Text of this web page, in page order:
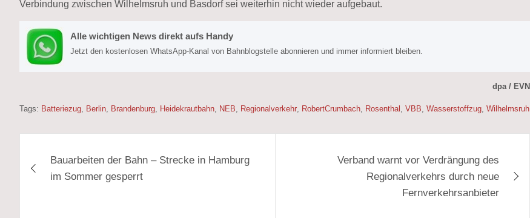
Verbindung zwischen Wilhelmsruh und Basdorf sei weiterhin nicht wieder aufgebaut.
Alle wichtigen News direkt aufs Handy
Jetzt den kostenlosen WhatsApp-Kanal von Bahnblogstelle abonnieren und immer informiert bleiben.
dpa / EVN
Tags: Batteriezug Berlin Brandenburg Heidekrautbahn NEB Regionalverkehr RobertCrumbach Rosenthal VBB Wasserstoffzug Wilhelmsruh
Bauarbeiten der Bahn – Strecke in Hamburg
im Sommer gesperrt
Verband warnt vor Verdrängung des
Regionalverkehrs durch neue
Fernverkehrsanbieter